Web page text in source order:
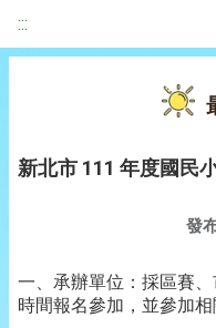
:::
新北市 111 年度國民
發
一、承辦單位：採區賽
時間報名參加，並參加相